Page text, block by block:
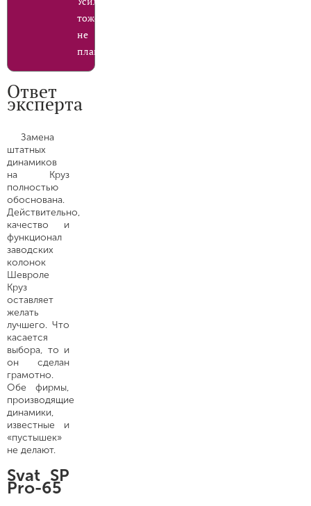
тоже
не
планирую.
Ответ
эксперта
Замена
штатных
динамиков
на Круз
полностью
обоснована.
Действительно,
качество и
функционал
заводских
колонок
Шевроле
Круз
оставляет
желать
лучшего. Что
касается
выбора, то и
он сделан
грамотно.
Обе фирмы,
производящие
динамики,
известные и
«пустышек»
не делают.
Svat SP
Pro-65